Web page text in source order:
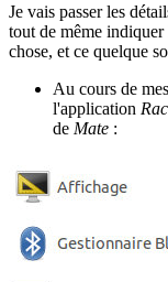
Je vais passer les
tout de même
chose, et ce quelque
Au cours de
l'application
de Mate :